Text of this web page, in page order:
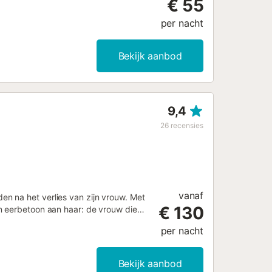
€ 55
per nacht
Bekijk aanbod
9,4
26 recensies
na het verlies van zijn vrouw. Met
aan haar: de vrouw die
malva’s werden geteeld voor
nog steeds de sfeer. Vandaag
voor liefhebbers van zee en stilte,
met minimale ingrepen om het
vanaf
€ 130
per nacht
Bekijk aanbod